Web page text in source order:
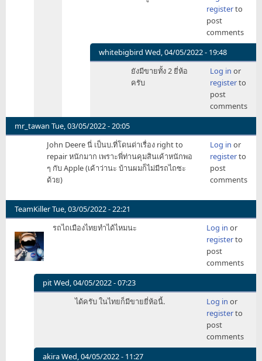
ซี
ไปโด
by
Neroroms
registerto
post
comments
whitebigbird Wed, 04/05/2022 - 19:48
In
ขาย
กัน
อยู่
เหรอ?
XD
ยังมีขายทั้ง 2 ยี่ห้อ
ครับ
Log in or
registerto
post
comments
mr_tawan Tue, 03/05/2022 - 20:05
John Deere นี่ เป็นบ.ที่โดนด่าเรื่อง right to
repair หนักมาก เพราะพี่ท่านคุมสินเค้าหนักพอ
ๆ กับ Apple (เค้าว่านะ บ้านผมก็ไม่มีรถไถซะ
ด้วย)
Log in or
registerto
post
comments
TeamKillerTue, 03/05/2022 - 22:21
รถไถเมืองไทยทำได้ไหมนะ
Log in or
registerto
post
comments
pitWed, 04/05/2022 - 07:23
In
เมือง
ได้ครับ ในไทยก็มีขายยี่ห้อนี้. Log in or
registerto
post
comments
akiraWed, 04/05/2022 - 11:27